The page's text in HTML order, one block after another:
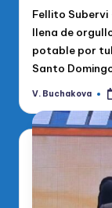
Fellito
llena de
potable por
Santo
Publicado
V. Buchakova